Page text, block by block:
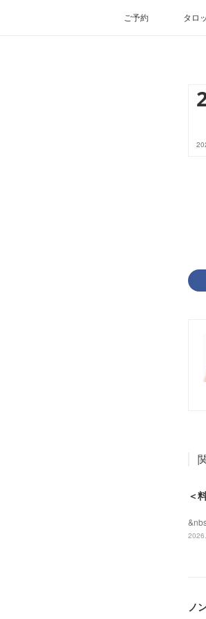
ご予約 タロ
＜
ノ